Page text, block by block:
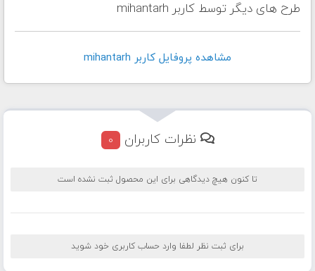
طرح های دیگر توسط کاربر mihantarh
مشاهده پروفايل کاربر mihantarh
نظرات کاربران 0
تا کنون هیچ دیدگاهی برای این محصول ثبت نشده است
برای ثبت نظر لطفا وارد حساب کاربری خود شوید